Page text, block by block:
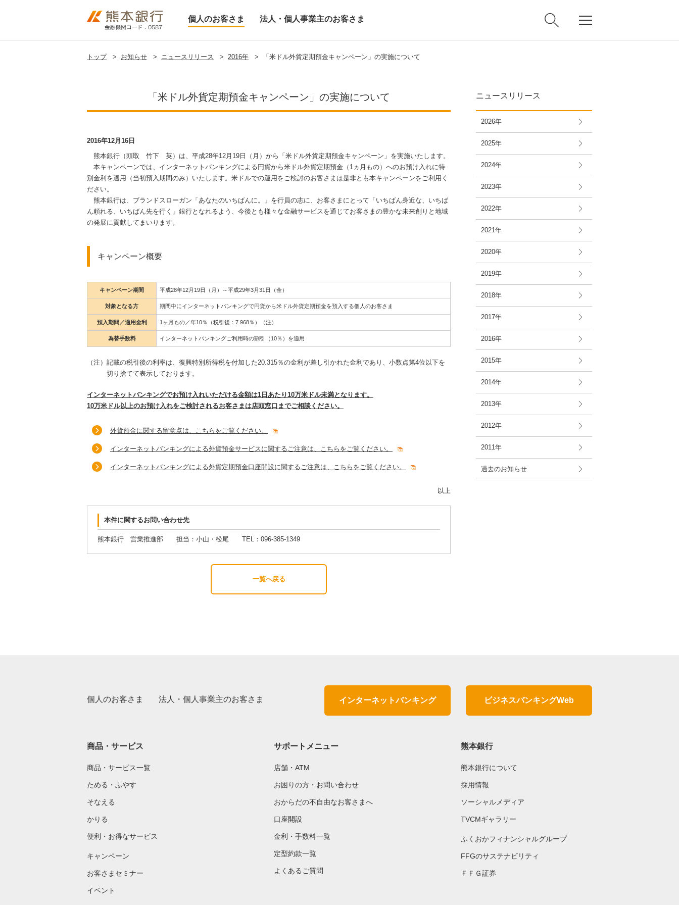
個人のお客さま 法人・個人事業主のお客さま
トップ > お知らせ > ニュースリリース > 2016年 > 「米ドル外貨定期預金キャンペーン」の実施について
「米ドル外貨定期預金キャンペーン」の実施について
2016年12月16日
熊本銀行（頭取 竹下 英）は、平成28年12月19日（月）から「米ドル外貨定期預金キャンペーン」を実施いたします。
本キャンペーンでは、インターネットバンキングによる円貨から米ドル外貨定期預金（1ヵ月もの）へのお預け入れに特
別金利を適用（当初預入期間のみ）いたします。米ドルでの運用をご検討のお客さまは是非とも本キャンペーンをご利用く
ださい。
熊本銀行は、ブランドスローガン「あなたのいちばんに。」を行員の志に、お客さまにとって「いちばん身近な、いちば
ん頼れる、いちばん先を行く」銀行となれるよう、今後とも様々な金融サービスを通じてお客さまの豊かな未来創りと地域
の発展に貢献してまいります。
キャンペーン概要
キャンペーン期間 平成28年12月19日（月）～平成29年3月31日（金）
対象となる方 期間中にインターネットバンキングで円貨から米ドル外貨定期預金を預入する個人のお客さま
預入期間／適用金利 1ヶ月もの／年10％（税引後：7.968％）（注）
為替手数料 インターネットバンキングご利用時の割引（10％）を適用
（注） 記載の税引後の利率は、復興特別所得税を付加した20.315％の金利が差し引かれた金利であり、小数点第4位以下を
切り捨てて表示しております。
インターネットバンキングでお預け入れいただける金額は1日あたり10万米ドル未満となります。
10万米ドル以上のお預け入れをご検討されるお客さまは店頭窓口までご相談ください。
外貨預金に関する留意点は、こちらをご覧ください。
インターネットバンキングによる外貨預金サービスに関するご注意は、こちらをご覧ください。
インターネットバンキングによる外貨定期預金口座開設に関するご注意は、こちらをご覧ください。
以上
本件に関するお問い合わせ先
熊本銀行 営業推進部 担当：小山・松尾 TEL：096-385-1349
一覧へ戻る
ニュースリリース
2026年
2025年
2024年
2023年
2022年
2021年
2020年
2019年
2018年
2017年
2016年
2015年
2014年
2013年
2012年
2011年
過去のお知らせ
個人のお客さま 法人・個人事業主のお客さま インターネットバンキング ビジネスバンキングWeb
商品・サービス
商品・サービス一覧
ためる・ふやす
そなえる
かりる
便利・お得なサービス
キャンペーン
お客さまセミナー
イベント
サポートメニュー
店舗・ATM
お困りの方・お問い合わせ
おからだの不自由なお客さまへ
口座開設
金利・手数料一覧
定型約款一覧
よくあるご質問
熊本銀行
熊本銀行について
採用情報
ソーシャルメディア
TVCMギャラリー
ふくおかフィナンシャルグループ
FFGのサステナビリティ
ＦＦＧ証券